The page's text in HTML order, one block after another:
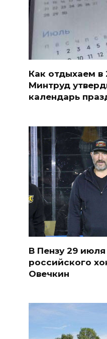
Как отдыхаем в
Минтруд
календарь
В Пензу 29
российского
Овечкин